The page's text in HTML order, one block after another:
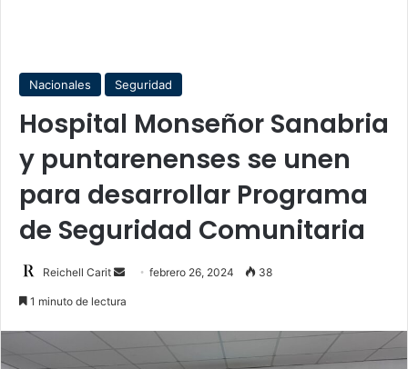
Nacionales Seguridad
Hospital Monseñor Sanabria
y puntarenenses se unen
para desarrollar Programa
de Seguridad Comunitaria
Reichell Carit
Sendfebrero 26, 2024 38
1 minuto de lectura